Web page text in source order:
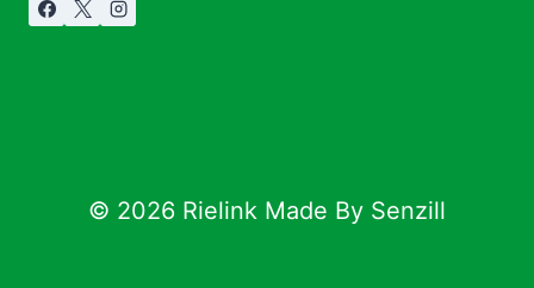
© 2026 Rielink Made By Senzill